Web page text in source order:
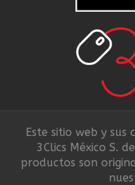
Este sitio web y sus
3Clics México S.
productos son